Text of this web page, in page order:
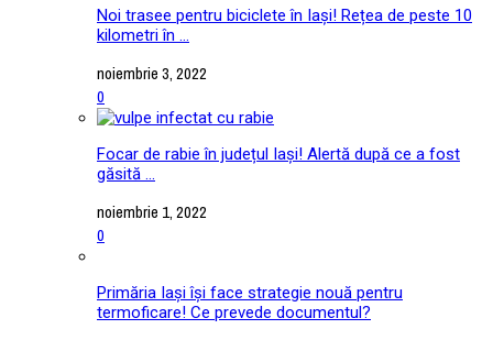
Noi trasee pentru biciclete în Iași! Rețea de peste 10
kilometri în ...
noiembrie 3, 2022
0
Focar de rabie în județul Iași! Alertă după ce a fost
găsită ...
noiembrie 1, 2022
0
Primăria Iași își face strategie nouă pentru
termoficare! Ce prevede documentul?